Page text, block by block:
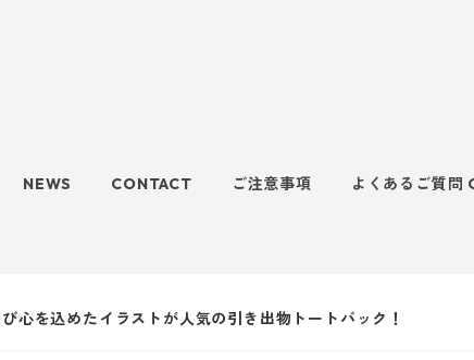
NEWS CONTACT ご注意事項 よくあるご質問
を込めたイラストが人気の引き出物トートバック！